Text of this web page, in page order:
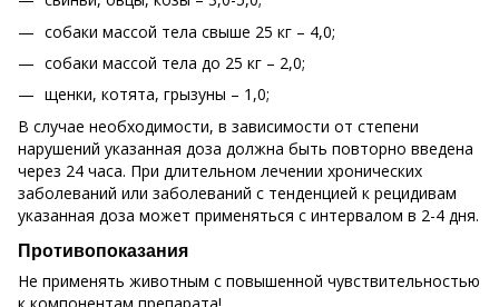
собаки массой тела свыше 25 кг – 4,0;
собаки массой тела до 25 кг – 2,0;
щенки, котята, грызуны – 1,0;
В случае необходимости, в зависимости от степени
нарушений указанная доза должна быть повторно введена
через 24 часа. При длительном лечении хронических
заболеваний или заболеваний с тенденцией к рецидивам
указанная доза может применяться с интервалом в 2-4 дня.
Противопоказания
Не применять животным с повышенной чувствительностью
к компонентам препарата!